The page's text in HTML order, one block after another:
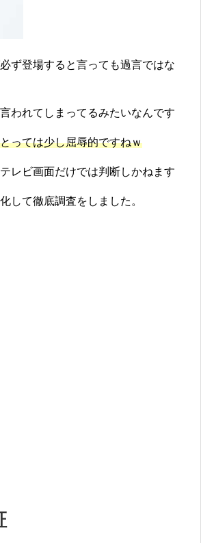
ず登場すると言っても過言ではな
われてしまってるみたいなんです
っては少し屈辱的ですねｗ
レビ画面だけでは判断しかねます
して徹底調査をしました。